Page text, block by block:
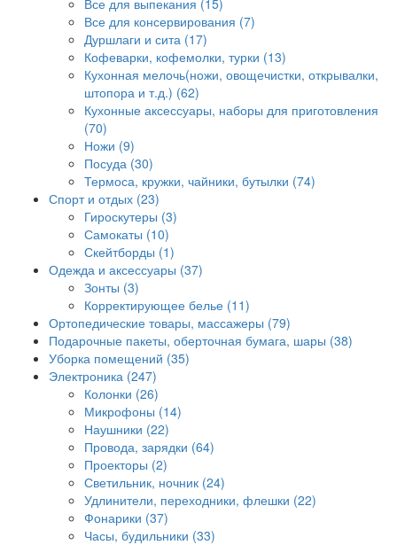
Все для выпекания (15)
Все для консервирования (7)
Дуршлаги и сита (17)
Кофеварки, кофемолки, турки (13)
Кухонная мелочь(ножи, овощечистки, открывалки,
штопора и т.д.) (62)
Кухонные аксессуары, наборы для приготовления
(70)
Ножи (9)
Посуда (30)
Термоса, кружки, чайники, бутылки (74)
Спорт и отдых (23)
Гироскутеры (3)
Самокаты (10)
Скейтборды (1)
Одежда и аксессуары (37)
Зонты (3)
Корректирующее белье (11)
Ортопедические товары, массажеры (79)
Подарочные пакеты, оберточная бумага, шары (38)
Уборка помещений (35)
Электроника (247)
Колонки (26)
Микрофоны (14)
Наушники (22)
Провода, зарядки (64)
Проекторы (2)
Светильник, ночник (24)
Удлинители, переходники, флешки (22)
Фонарики (37)
Часы, будильники (33)